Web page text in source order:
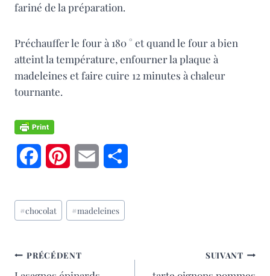
fariné de la préparation.
Préchauffer le four à 180 ° et quand le four a bien
atteint la température, enfourner la plaque à
madeleines et faire cuire 12 minutes à chaleur
tournante.
c
b
n
e
a
Étiquettes
de
publication :
#chocolat #madeleines
NAVIGATION
PRÉCÉDENT SUIVANT